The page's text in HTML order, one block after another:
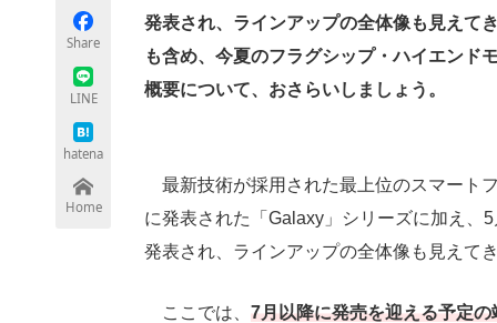
Share
LINE
hatena
Home
発表され、ラインアップの全体像も見えて
も含め、今夏のフラグシップ・ハイエンド
概要について、おさらいしましょう。
最新技術が採用された最上位のスマート
に発表された「Galaxy」シリーズに加え、
発表され、ラインアップの全体像も見えて
ここでは、 7月以降に発売を迎える予定